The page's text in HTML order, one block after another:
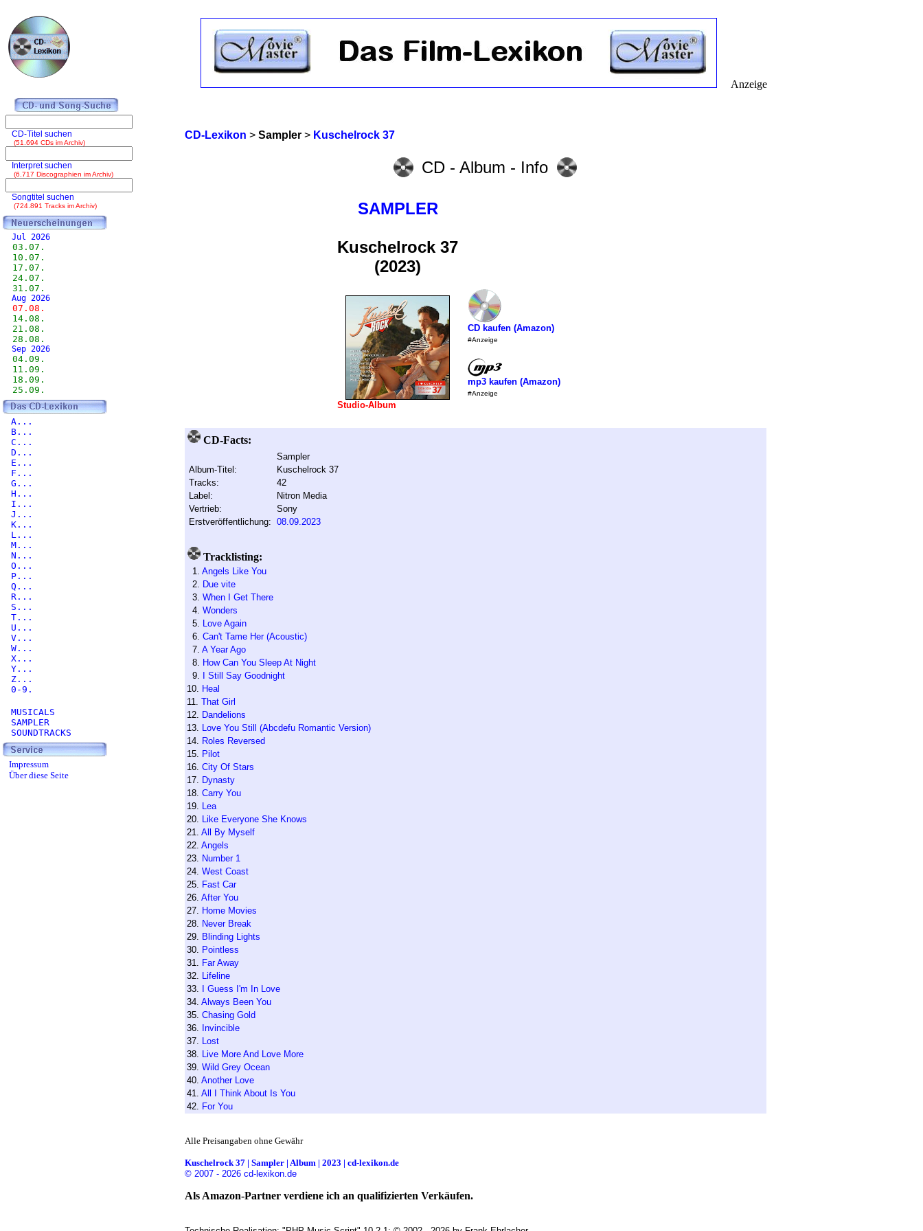
CD-Lexikon > Sampler> Kuschelrock 37
CD - Album - Info
SAMPLER
Kuschelrock 37
(2023)
Studio-Album
CD kaufen (Amazon)
#Anzeige
mp3 kaufen (Amazon)
#Anzeige
CD-Facts:
Sampler
Album-Titel:
Kuschelrock 37
Tracks:
42
Label:
Nitron Media
Vertrieb:
Sony
Erstveröffentlichung: 08.09.2023
Tracklisting:
1. Angels Like You
2. Due vite
3. When I Get There
4. Wonders
5. Love Again
6. Can't Tame Her (Acoustic)
7. A Year Ago
8. How Can You Sleep At Night
9.
I Still Say Goodnight
10. Heal
11. That Girl
12. Dandelions
13. Love You Still (Abcdefu Romantic Version)
14. Roles Reversed
15. Pilot
16. City Of Stars
17. Dynasty
18. Carry You
19. Lea
20. Like Everyone She Knows
21. All By Myself
22. Angels
23. Number 1
24. West Coast
25. Fast Car
26. After You
27. Home Movies
28. Never Break
29. Blinding Lights
30. Pointless
31. Far Away
32. Lifeline
33.
I Guess I'm In Love
34. Always Been You
35. Chasing Gold
36. Invincible
37. Lost
38. Live More And Love More
39. Wild Grey Ocean
40. Another Love
41. All I Think About Is You
42. For You
Alle Preisangaben ohne Gewähr
Kuschelrock 37 | Sampler | Album | 2023 | cd-lexikon.de
© 2007 - 2026 cd-lexikon.de
Als Amazon-Partner verdiene ich an qualifizierten Verkäufen.
Anzeige
CD-Titel suchen
(51.694 CDs im Archiv)
Interpret suchen
(6.717 Discographien im Archiv)
Songtitel suchen
(724.891 Tracks im Archiv)
Jul 2026
03.07.
10.07.
17.07.
24.07.
31.07.
Aug 2026
07.08.
14.08.
21.08.
28.08.
Sep 2026
04.09.
11.09.
18.09.
25.09.
A...
B...
C...
D...
E...
F...
G...
H...
I...
J...
K...
L...
M...
N...
O...
P...
Q...
R...
S...
T...
U...
V...
W...
X...
Y...
Z...
0-9.
MUSICALS
SAMPLER
SOUNDTRACKS
Impressum
Über diese Seite